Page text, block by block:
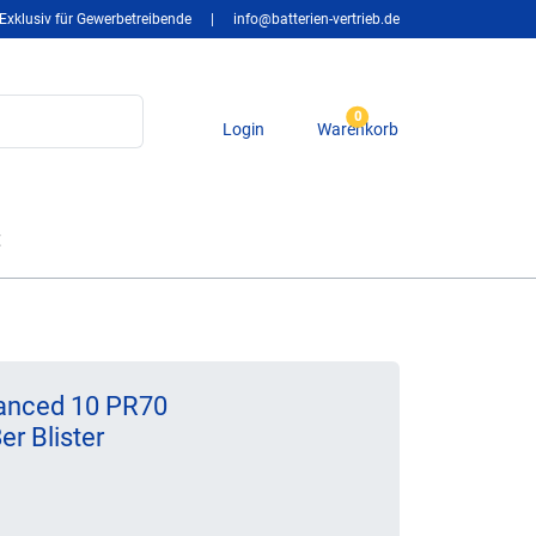
Exklusiv für Gewerbetreibende info@batterien-vertrieb.de
Login
0
Warenkorb
10 PR70
Blister